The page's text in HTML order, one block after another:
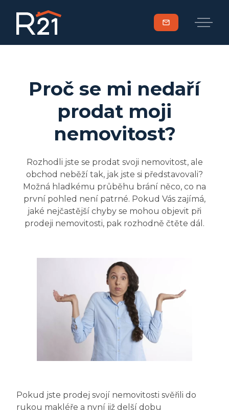
mail
Proč se mi nedaří
prodat moji
nemovitost?
Rozhodli jste se prodat svoji nemovitost, ale
obchod neběží tak, jak jste si představovali?
Možná hladkému průběhu brání něco, co na
první pohled není patrné. Pokud Vás zajímá,
jaké nejčastější chyby se mohou objevit při
prodeji nemovitosti, pak rozhodně čtěte dál.
Pokud jste prodej svojí nemovitosti svěřili do
rukou makléře a nyní již delší dobu